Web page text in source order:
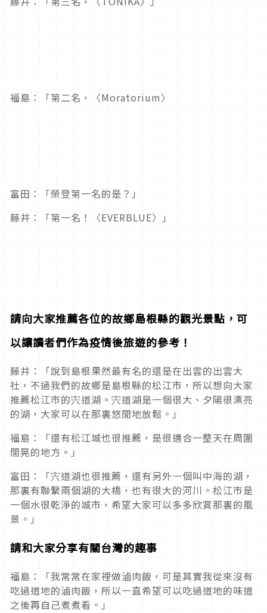
福島：「第二名，〈Moratorium〉
富田：「榮登第一名的是？」
藤井：「第一名！〈EVERBLUE〉」
請向大家推薦各位的故鄉島根縣的觀光景點，可
以讓讀者們作為疫情後旅遊的參考！
藤井：「說到島根果然最有名的還是在出雲的出雲大
社，不過我們的故鄉是島根縣的松江市，所以想向大家
推薦松江市的宍道湖。宍道湖是一個很大、夕陽很漂亮
的湖，大家可以在那裏悠閒地放鬆。」
福島：「還有松江城也很推薦，是很適合一整天在周圍
閒晃的地方。」
富田：「宍道湖也很推薦，還有另外一個叫中海的湖，
那裏有聯繫兩個湖的大橋，也有很大的河川。松江市是
一個水很乾淨的城市，希望大家可以多多欣賞那裏的風
景。」
請和大家分享有關台灣的趣事
福島：「我常常在家裡做滷肉飯，可是其實我從來沒有
吃過道地的滷肉飯，所以一直希望可以吃過道地的味道
之後再自己煮煮看。」